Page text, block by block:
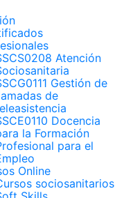
Atención
Gestión de
de
Docencia
la Formación
para el
Online
sociosanitarios